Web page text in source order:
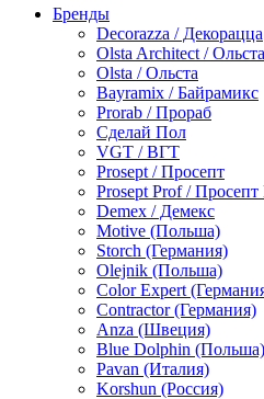
по металлу
антикорозийные
под
для гипсокартона
под штукатурку
Герметик
акриловые
силиконовые
силиконовые
шовные для
для кровли
для каминов
полиуретановые
Декоративные
краски для
мокрый шелк
венецианские
песок (эффект
декоративная
Бренды
Decorazza / Декорацца
Olsta Architect /
Olsta / Ольста
Bayramix / Байрамикс
Prorab / Прораб
Сделай Пол
VGT / ВГТ
Prosept / Просепт
Prosept Prof /
Demex / Демекс
Motive (Польша)
Storch (Германия)
Olejnik (Польша)
Color Expert
Contractor (Германия)
Anza (Швеция)
Blue Dolphin (Польша)
Pavan (Италия)
Korshun (Россия)